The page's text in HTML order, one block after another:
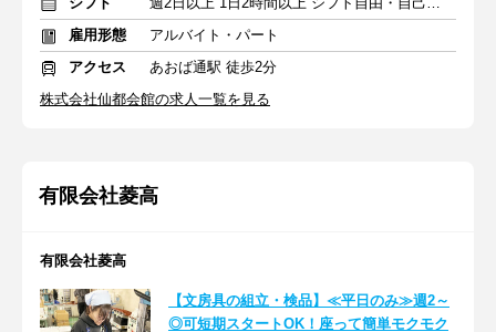
雇用形態
アルバイト・パート
アクセス
あおば通駅 徒歩2分
株式会社仙都会館の求人一覧を見る
有限会社菱高
有限会社菱高
【文房具の組立・検品】≪平日のみ≫週2～
◎可短期スタートOK！座って簡単モクモク